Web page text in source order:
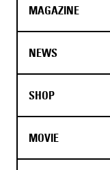
MAGAZINE
NEWS
SHOP
MOVIE